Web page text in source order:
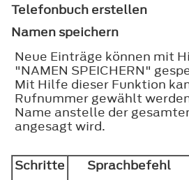
Telefonbuch erstellen
Namen speichern
Neue Einträge können mit
"NAMEN SPEICHERN"
Mit Hilfe dieser Funktion
Rufnummer gewählt
Name anstelle der
angesagt wird.
Schritte Sprachbefehl